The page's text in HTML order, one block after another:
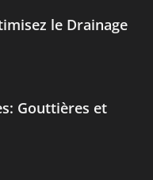
le Drainage
Gouttières et